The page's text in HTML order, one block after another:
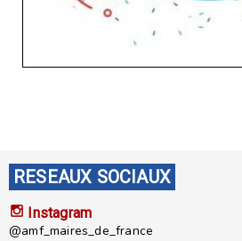
RESEAUX SOCIAUX
Instagram
@amf_maires_de_france